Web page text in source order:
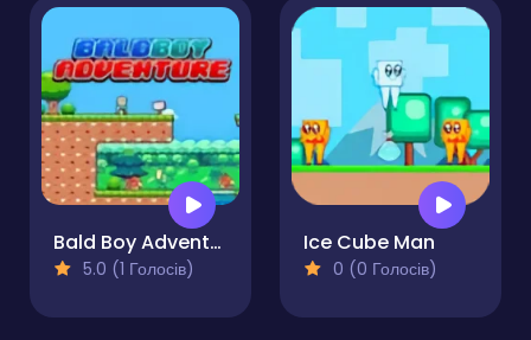
Bald Boy Adventure
5.0 (1 Голосів)
Ice Cube Man
0 (0 Голосів)